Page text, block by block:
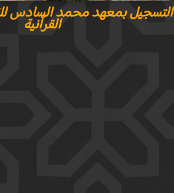
بمعهد محمد السادس
القرآنية